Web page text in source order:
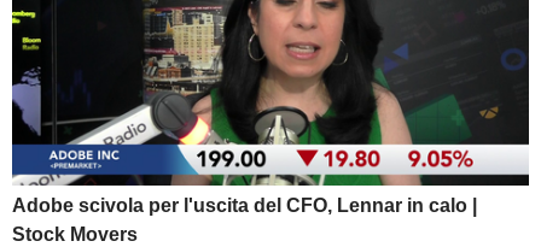
Adobe scivola per l'uscita del CFO, Lennar in calo |
Stock Movers